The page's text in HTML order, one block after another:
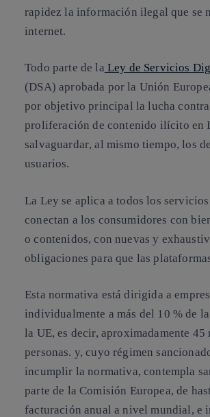
rapidez la información ilegal que se
internet.
Todo parte de la Ley de Servicios
(DSA) aprobada por la Unión
por objetivo principal lalucha
proliferación de contenido ilícito en
salvaguardar, al mismo tiempo, los
usuarios.
La Ley se aplica a todos los
conectan a los consumidores con
o contenidos, con nuevas y
obligaciones para que las
Esta normativa está dirigida a
individualmente a más del 10 % de
la UE, es decir, aproximadamente 45
personas. y, cuyo régimen
incumplir la normativa, contempla
parte de la Comisión Europea, de
facturación anual a nivel mundial, e